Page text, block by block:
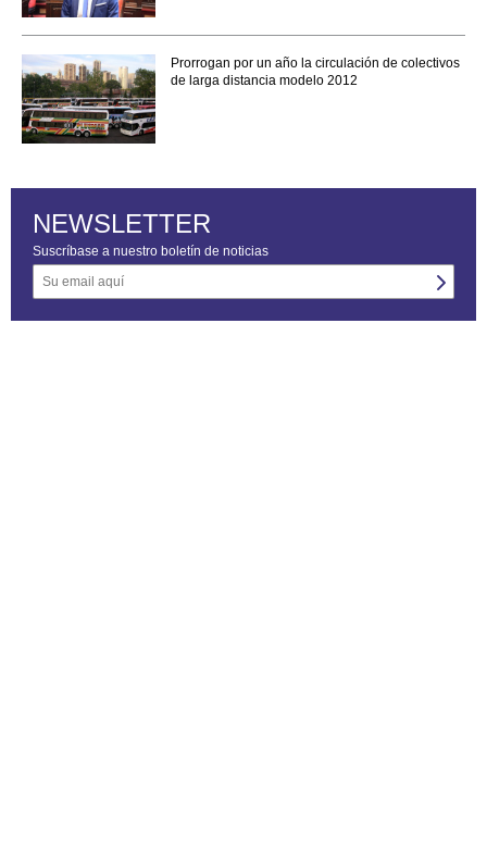
Prorrogan por un año la circulación de colectivos
de larga distancia modelo 2012
NEWSLETTER
Suscríbase a nuestro boletín de noticias